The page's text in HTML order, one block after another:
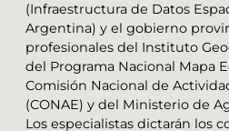
(Infraestructura de Datos
Argentina) y el gobierno
profesionales del Instituto
del Programa Nacional Mapa
Comisión Nacional de
(CONAE) y del Ministerio de
Los especialistas dictarán los